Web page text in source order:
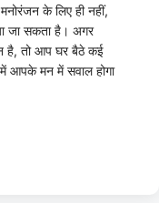
के लिए ही नहीं,
जा सकता है। अगर
है, तो आप घर बैठे कई
मन में सवाल होगा